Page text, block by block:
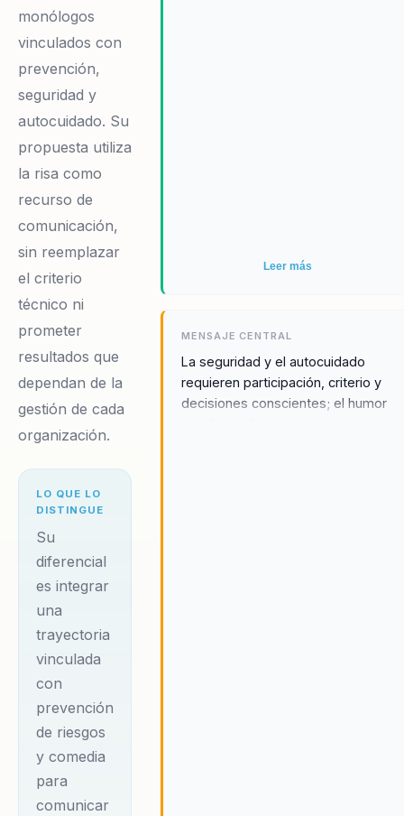
monólogos
vinculados con
prevención,
seguridad y
autocuidado. Su
propuesta utiliza
la risa como
recurso de
comunicación,
sin reemplazar
el criterio
técnico ni
prometer
resultados que
dependan de la
gestión de cada
organización.
LO QUE LO
DISTINGUE
Su
diferencial
es integrar
una
trayectoria
vinculada
con
prevención
de riesgos
y comedia
para
comunicar
Leer más
MENSAJE CENTRAL
La seguridad y el autocuidado
requieren participación, criterio y
decisiones conscientes; el humor